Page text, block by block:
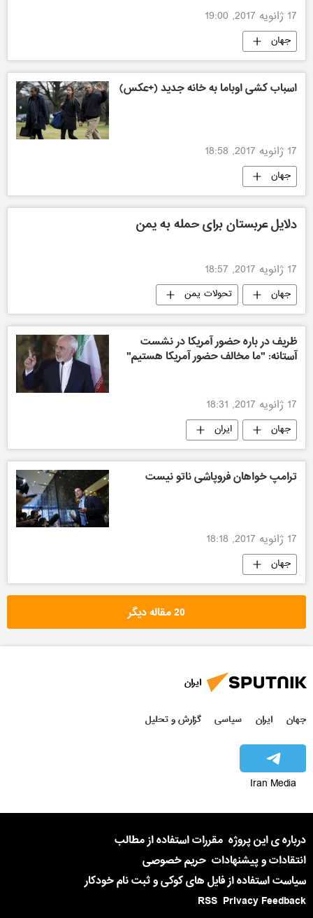
17 ژانویه 2017, 19:00
جهان
اسباب کشی اوباما به خانه جدید (+عکس)
17 ژانویه 2017, 18:58
جهان
دلایل عربستان برای حمله به یمن
17 ژانویه 2017, 18:57
جهان تحولات یمن
ظریف در باره حضور آمریکا در نشست
آستانه: "ما مخالف حضور آمریکا هستیم"
17 ژانویه 2017, 18:31
جهان ایران
ترامپ خواهان فروپاشی ناتو نیست
17 ژانویه 2017, 18:18
جهان
20 مقاله دیگر
ایران
جهان ایران سیاسی گزارش و تحلیل
Iran Media
درباره ی این پروژه مقررات استفاده از مطالب
انتقادات و پیشنهادات حریم خصوصی
سیاست استفاده از فایل های کوکی و ثبت نام خودکار
Privacy Feedback
RSS